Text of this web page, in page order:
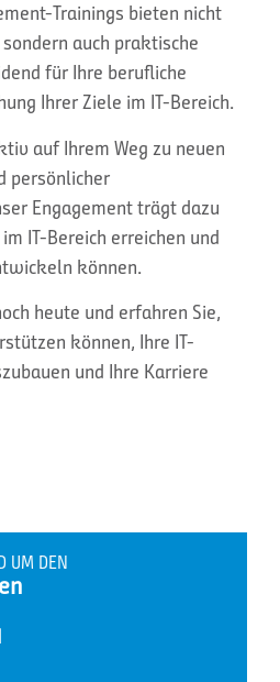
Trainings bieten nicht
auch praktische
für Ihre berufliche
Ihrer Ziele im IT-Bereich.
auf Ihrem Weg zu neuen
persönlicher
Engagement trägt dazu
IT-Bereich erreichen und
können.
heute und erfahren Sie,
können, Ihre IT-
und Ihre Karriere
UM DEN